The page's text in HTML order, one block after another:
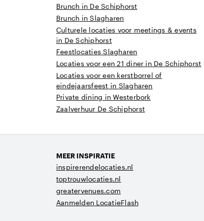
Brunch in De Schiphorst
Brunch in Slagharen
Culturele locaties voor meetings & events
in De Schiphorst
Feestlocaties Slagharen
Locaties voor een 21 diner in De Schiphorst
Locaties voor een kerstborrel of
eindejaarsfeest in Slagharen
Private dining in Westerbork
Zaalverhuur De Schiphorst
MEER INSPIRATIE
inspirerendelocaties.nl
toptrouwlocaties.nl
greatervenues.com
Aanmelden LocatieFlash